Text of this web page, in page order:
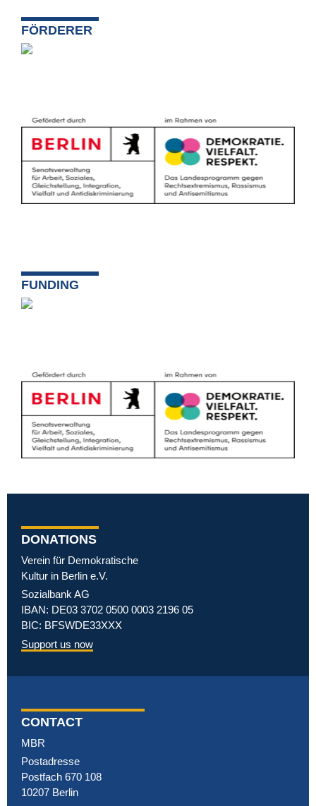
FÖRDERER
FUNDING
DONATIONS
Verein für Demokratische
Kultur in Berlin e.V.
Sozialbank AG
IBAN: DE03 3702 0500 0003 2196 05
BIC: BFSWDE33XXX
Support us now
CONTACT
MBR
Postadresse
Postfach 670 108
10207 Berlin